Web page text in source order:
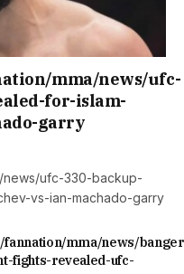
mma/news/ufc-
for-islam-
garry
news/ufc-330-backup-
vs-ian-machado-garry
mma/news/
fights-revealed-ufc-